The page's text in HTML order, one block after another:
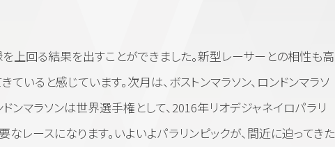
上回る結果を出すことができました。新型レーサーとの相性も高
いると感じています。次月は、ボストンマラソン、ロンドンマラソ
ンマラソンは世界選手権として、2016年リオデジャネイロパラリ
レースになります。いよいよパラリンピックが、間近に迫ってきた